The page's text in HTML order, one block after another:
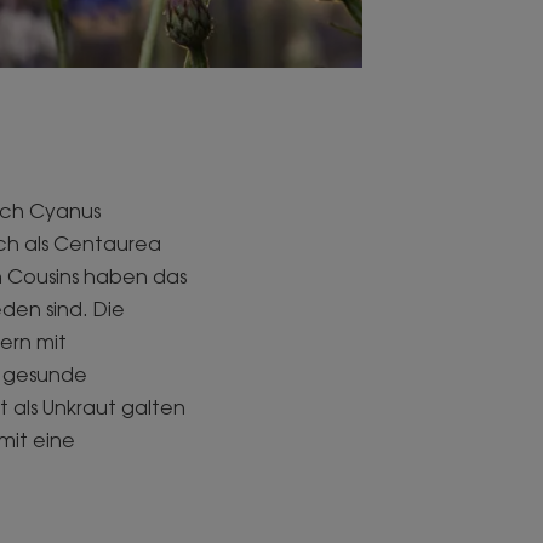
Cyanus
als Centaurea
haben das
sind. Die
mit
als Unkraut galten
eine